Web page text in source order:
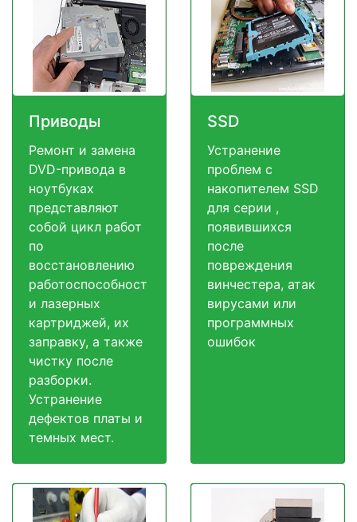
Приводы
Ремонт и замена
DVD-привода в
ноутбуках
представляют
собой цикл работ
по
восстановлению
работоспособност
и лазерных
картриджей, их
заправку, а также
чистку после
разборки.
Устранение
дефектов платы и
темных мест.
SSD
Устранение
проблем с
накопителем SSD
для серии ,
появившихся
после
повреждения
винчестера, атак
вирусами или
программных
ошибок